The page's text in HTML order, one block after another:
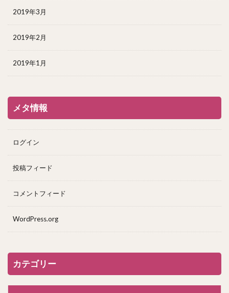
2019年3月
2019年2月
2019年1月
メタ情報
ログイン
投稿フィード
コメントフィード
WordPress.org
カテゴリー